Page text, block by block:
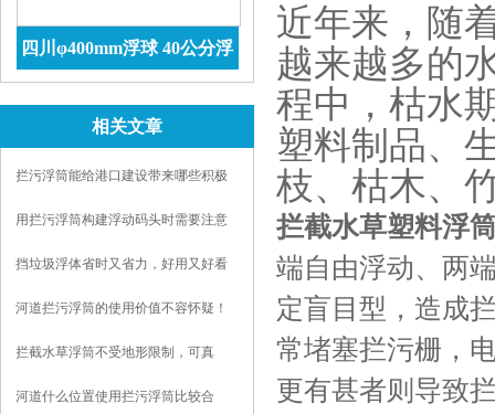
四川φ400mm浮球 40公分浮
相关文章
拦污浮筒能给港口建设带来哪些积极
用拦污浮筒构建浮动码头时需要注意
挡垃圾浮体省时又省力，好用又好看
河道拦污浮筒的使用价值不容怀疑！
拦截水草浮筒不受地形限制，可真
河道什么位置使用拦污浮筒比较合
近年来，随
越来越多的
程中，枯水
塑料制品、
枝、枯木、
拦截水草塑料浮
端自由浮动、两
定盲目型，造成
常堵塞拦污栅，
更有甚者则导致